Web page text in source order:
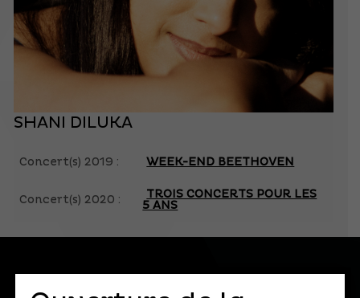
SHANI DILUKA
Concert(s) 2019 : WEEK-END BEETHOVEN
Concert(s) 2020 :
TROIS CONCERTS POUR LES
5 ANS
S'ABONNER À LA